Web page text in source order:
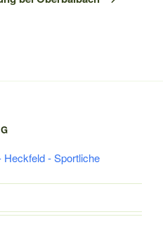
Heckfeld - Sportliche